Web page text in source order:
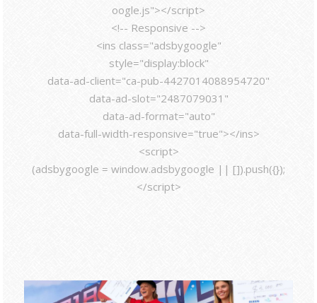
oogle.js"></script>
<!-- Responsive -->
<ins class="adsbygoogle"
style="display:block"
data-ad-client="ca-pub-4427014088954720"
data-ad-slot="2487079031"
data-ad-format="auto"
data-full-width-responsive="true"></ins>
<script>
(adsbygoogle = window.adsbygoogle || []).push({});
</script>